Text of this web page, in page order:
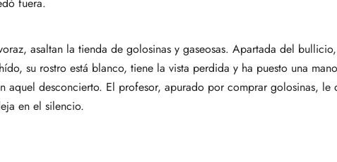
asaltan la tienda de golosinas y gaseosas. Apartada del
su rostro está blanco, tiene la vista perdida y ha puesto una
aquel desconcierto. El profesor, apurado por comprar golosinas, le
en el silencio.